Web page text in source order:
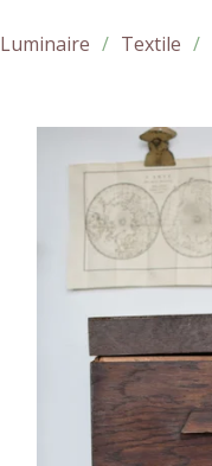
Luminaire Textile